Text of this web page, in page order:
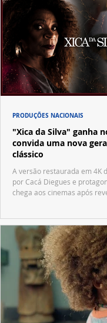
"Xica da Silva" ganha
convida uma nova
clássico
A versão restaurada em 4K
por Cacá Diegues e
chega aos cinemas após
PRODUÇÕES NACIONAIS